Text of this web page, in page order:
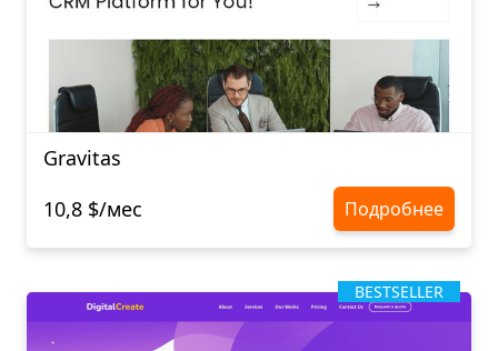
Gravitas
10,8 $/мес
Подробнее
BESTSELLER